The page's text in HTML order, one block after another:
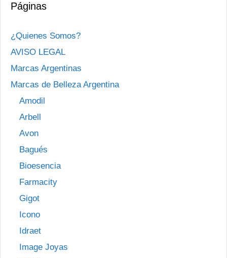
Páginas
¿Quienes Somos?
AVISO LEGAL
Marcas Argentinas
Marcas de Belleza Argentina
Amodil
Arbell
Avon
Bagués
Bioesencia
Farmacity
Gigot
Icono
Idraet
Image Joyas